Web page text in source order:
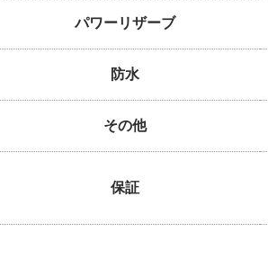
パワーリザーブ
防水
その他
保証